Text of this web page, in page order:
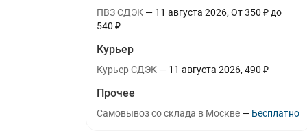
ПВЗ СДЭК 11 августа 2026 От 350 ₽ до
540 ₽
Курьер
Курьер СДЭК 11 августа 2026 490 ₽
Прочее
Самовывоз со склада в Москве Бесплатно